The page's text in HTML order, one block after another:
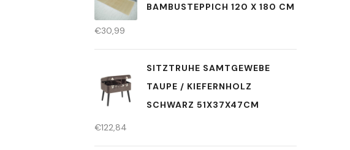
BAMBUSTEPPICH 120 X 180 CM
€30,99
SITZTRUHE SAMTGEWEBE
TAUPE / KIEFERNHOLZ
SCHWARZ 51X37X47CM
€122,84